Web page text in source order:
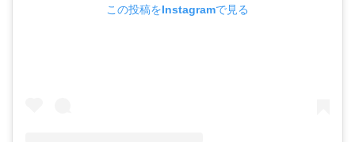
この投稿をInstagramで見る